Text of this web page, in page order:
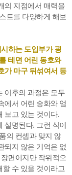
의 지점에서 매력을
트를 다양하게 해보
하는 도입부가 굉
테면 어린 동호와
가 마구 뒤섞여서 등
이후의 과정은 모두
에서 어린 송화와 엄
보고 있는 것이다.
설명된다. 그런 식이
의 컨셉과 맞지 않
되지 않은 기억은 없
면이지만 작위적으
할 수 있을 것이라고